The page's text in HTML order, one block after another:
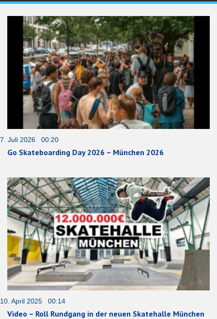
7. Juli 2026 00:20
Go Skateboarding Day 2026 – München 2026
10. April 2025 00:14
Video – Roll Rundgang in der neuen Skatehalle München